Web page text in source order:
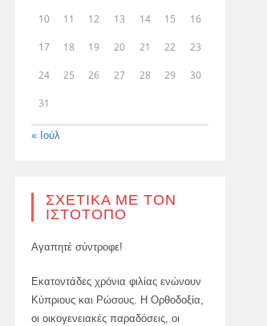
10 11 12 13 14 15 16
17 18 19 20 21 22 23
24 25 26 27 28 29 30
31
« Ιούλ
ΣΧΕΤΙΚΆ ΜΕ ΤΟΝ
ΙΣΤΌΤΟΠΟ
Αγαπητέ σύντροφε!
Εκατοντάδες χρόνια φιλίας ενώνουν
Κύπριους και Ρώσους. Η Ορθοδοξία,
οι οικογενειακές παραδόσεις, οι